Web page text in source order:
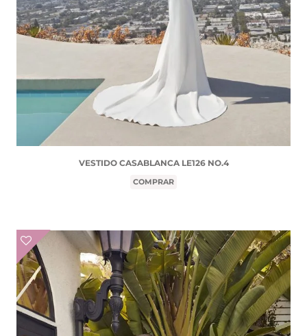
VESTIDO CASABLANCA LE126 NO.4
COMPRAR